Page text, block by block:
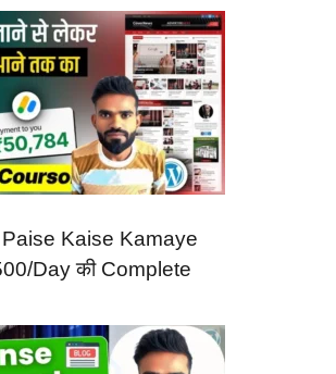
Kaise Kamaye
Day की Complete